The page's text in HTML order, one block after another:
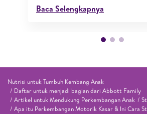
Baca Selengkapnya
Nutrisi untuk Tumbuh Kembang Anak
Daftar untuk menjadi bagian dari Abbott Family
Artikel untuk Mendukung Perkembangan Anak
Apa itu Perkembangan Motorik Kasar & Ini Cara